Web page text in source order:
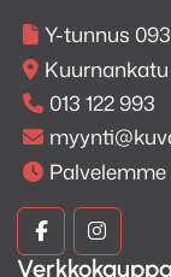
Denonin
tarjoamaan
elokuvissa kuin
erilaisten
voidaan
mukaan.
8K ja 4K/
Y-tunnus
Kuurnankatu
013 122 993
Palvelemme
KuvaKuva